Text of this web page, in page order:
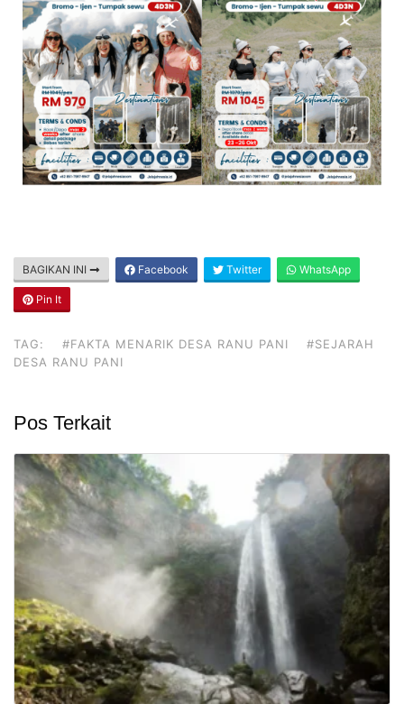
BAGIKAN INI Facebook Twitter WhatsApp
Pin It
TAG: #FAKTA MENARIK DESA RANU PANI
#SEJARAH
DESA RANU PANI
Pos Terkait